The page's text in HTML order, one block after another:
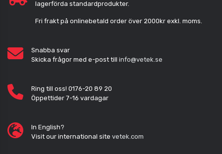
lagerförda standardprodukter.
Fri frakt på onlinebetald order över 2000kr exkl. moms.
Snabba svar
Skicka frågor med e-post till info@vetek.se
Ring till oss! 0176-20 89 20
Öppettider 7-16 vardagar
In English?
Visit our international site vetek.com